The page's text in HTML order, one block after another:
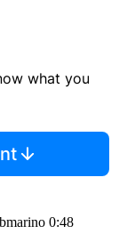
what you
0:48